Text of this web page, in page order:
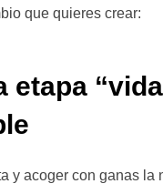
que quieres crear:
y acoger con ganas la